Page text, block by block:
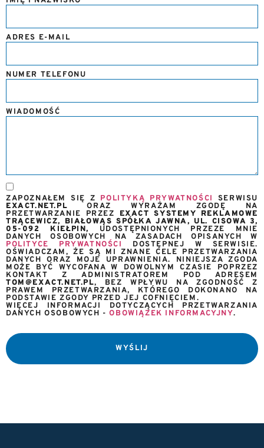
ADRES E-MAIL
NUMER TELEFONU
WIADOMOŚĆ
ZAPOZNAŁEM SIĘ Z POLITYKĄ PRYWATNOŚCI
SERWISU
EXACT.NET.PL ORAZ WYRAŻAM ZGODĘ NA
PRZETWARZANIE PRZEZ EXACT SYSTEMY REKLAMOWE
TRĄCEWICZ, BIAŁOWĄS SPÓŁKA JAWNA, UL. CISOWA 3,
05-092 KIEŁPIN, UDOSTĘPNIONYCH PRZEZE MNIE
DANYCH OSOBOWYCH NA ZASADACH OPISANYCH W
POLITYCE PRYWATNOŚCI
DOSTĘPNEJ W SERWISIE.
OŚWIADCZAM, ŻE SĄ MI ZNANE CELE PRZETWARZANIA
DANYCH ORAZ MOJE UPRAWNIENIA. NINIEJSZA ZGODA
MOŻE BYĆ WYCOFANA W DOWOLNYM CZASIE POPRZEZ
KONTAKT Z ADMINISTRATOREM POD ADRESEM
TOM@EXACT.NET.PL, BEZ WPŁYWU NA ZGODNOŚĆ Z
PRAWEM PRZETWARZANIA, KTÓREGO DOKONANO NA
PODSTAWIE ZGODY PRZED JEJ COFNIĘCIEM.
WIĘCEJ INFORMACJI DOTYCZĄCYCH PRZETWARZANIA
DANYCH OSOBOWYCH -OBOWIĄZEK INFORMACYJNY.
WYŚLIJ